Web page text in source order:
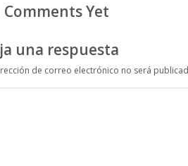
Comments Yet
una respuesta
de correo electrónico no será